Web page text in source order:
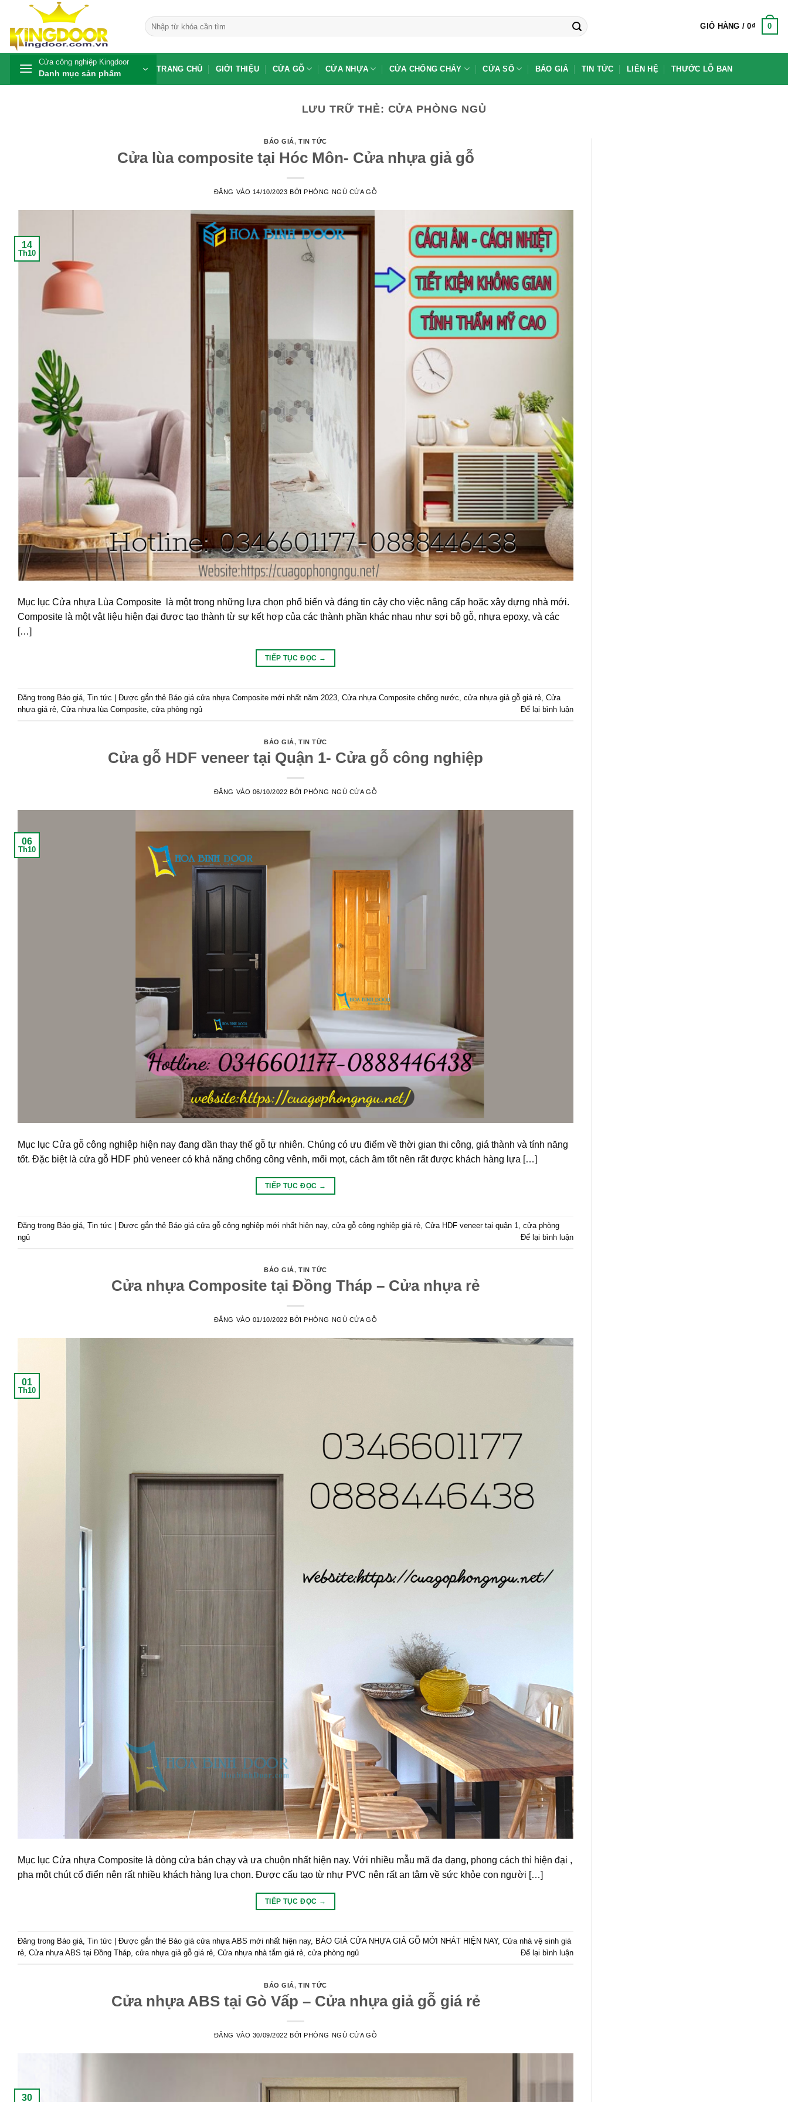
nội
dung
Tìm
kiếm:
GIỎ HÀNG /0₫ 0
Cửa công nghiệp Kingdoor
Danh mục sản phẩm TRANG CHỦ GIỚI THIỆU CỬA GỖ CỬA NHỰA CỬA CHỐNG CHÁY CỬA SỔ BÁO GIÁ TIN TỨC LIÊN HỆ THƯỚC LỖ BAN
LƯU TRỮ THẺ: CỬA PHÒNG NGỦ
BÁO GIÁ,TIN TỨC
Cửa lùa composite tại Hóc Môn- Cửa nhựa giả gỗ
ĐĂNG VÀO 14/10/2023 BỞIPHÒNG NGỦ CỬA GỖ
14
Th10
Mục lục Cửa nhựa Lùa Composite là một trong những lựa chọn phổ biến và đáng tin cậy cho việc nâng cấp hoặc xây dựng nhà mới.
Composite là một vật liệu hiện đại được tạo thành từ sự kết hợp của các thành phần khác nhau như sợi bộ gỗ, nhựa epoxy, và các
[…]
TIẾP TỤC ĐỌC →
Đăng trong Báo giá, Tin tức Được gắn thẻ Báo giá cửa nhựa Composite mới nhất năm 2023, Cửa nhựa Composite chống nước, cửa nhựa giả gỗ giá rẻ, Cửa
nhựa giá rẻ, Cửa nhựa lùa Composite, cửa phòng ngủ Để lại bình luận
BÁO GIÁ,TIN TỨC
Cửa gỗ HDF veneer tại Quận 1- Cửa gỗ công nghiệp
ĐĂNG VÀO 06/10/2022 BỞI PHÒNG NGỦ CỬA GỖ
06
Th10
Mục lục Cửa gỗ công nghiệp hiện nay đang dần thay thế gỗ tự nhiên. Chúng có ưu điểm về thời gian thi công, giá thành và tính năng
tốt. Đặc biệt là cửa gỗ HDF phủ veneer có khả năng chống công vênh, mối mọt, cách âm tốt nên rất được khách hàng lựa […]
TIẾP TỤC ĐỌC →
Đăng trong Báo giá, Tin tức Được gắn thẻ Báo giá cửa gỗ công nghiệp mới nhất hiện nay, cửa gỗ công nghiệp giá rẻ, Cửa HDF veneer tại quận 1, cửa phòng
ngủ
Để lại bình luận
BÁO GIÁ,TIN TỨC
Cửa nhựa Composite tại Đồng Tháp – Cửa nhựa rẻ
ĐĂNG VÀO 01/10/2022 BỞI PHÒNG NGỦ CỬA GỖ
01
Th10
Mục lục Cửa nhựa Composite là dòng cửa bán chạy và ưa chuộn nhất hiện nay. Với nhiều mẫu mã đa dạng, phong cách thì hiện đại ,
pha một chút cổ điển nên rất nhiều khách hàng lựa chọn. Được cấu tạo từ nhự PVC nên rất an tâm về sức khỏe con người […]
TIẾP TỤC ĐỌC →
Đăng trong Báo giá Tin tức Được gắn thẻ Báo giá cửa nhựa ABS mới nhất hiện nay, BÁO GIÁ CỬA NHỰA GIẢ GỖ MỚI NHÁT HIỆN NAY, Cửa nhà vệ sinh giá
rẻ Cửa nhựa ABS tại Đồng Tháp cửa nhựa giả gỗ giá rẻ Cửa nhựa nhà tắm giá rẻ cửa phòng ngủ Để lại bình luận
BÁO GIÁ,TIN TỨC
Cửa nhựa ABS tại Gò Vấp – Cửa nhựa giả gỗ giá rẻ
ĐĂNG VÀO 30/09/2022 BỞIPHÒNG NGỦ CỬA GỖ
30